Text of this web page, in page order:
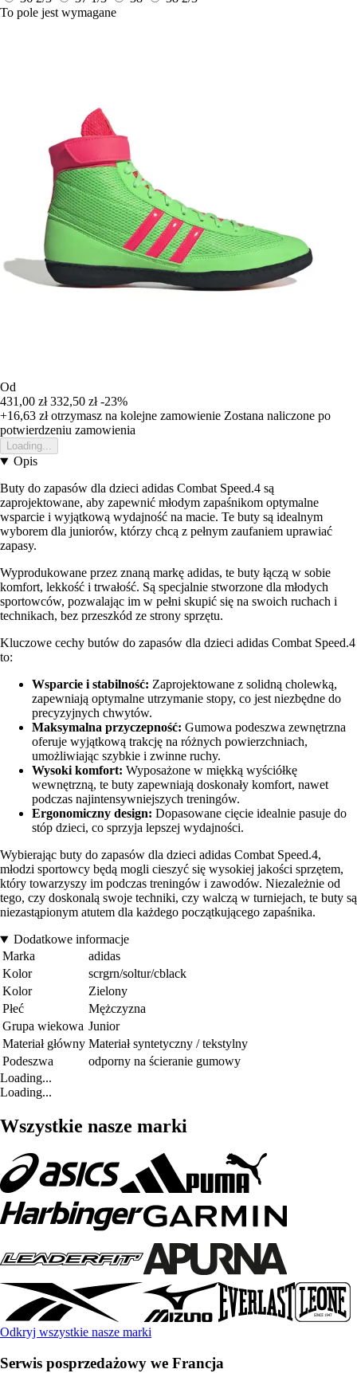
To pole jest wymagane
Od
431,00 zł 332,50 zł -23%
+16,63 złotrzymasz na kolejne zamowienie Zostana naliczone po
potwierdzeniu zamowienia
Loading...
Opis
Buty do zapasów dla dzieci adidas Combat Speed.4 są
zaprojektowane, aby zapewnić młodym zapaśnikom optymalne
wsparcie i wyjątkową wydajność na macie. Te buty są idealnym
wyborem dla juniorów, którzy chcą z pełnym zaufaniem uprawiać
zapasy.
Wyprodukowane przez znaną markę adidas, te buty łączą w sobie
komfort, lekkość i trwałość. Są specjalnie stworzone dla młodych
sportowców, pozwalając im w pełni skupić się na swoich ruchach i
technikach, bez przeszkód ze strony sprzętu.
Kluczowe cechy butów do zapasów dla dzieci adidas Combat Speed.4
to:
Wsparcie i stabilność: Zaprojektowane z solidną cholewką,
zapewniają optymalne utrzymanie stopy, co jest niezbędne do
precyzyjnych chwytów.
Maksymalna przyczepność: Gumowa podeszwa zewnętrzna
oferuje wyjątkową trakcję na różnych powierzchniach,
umożliwiając szybkie i zwinne ruchy.
Wysoki komfort: Wyposażone w miękką wyściółkę
wewnętrzną, te buty zapewniają doskonały komfort, nawet
podczas najintensywniejszych treningów.
Ergonomiczny design: Dopasowane cięcie idealnie pasuje do
stóp dzieci, co sprzyja lepszej wydajności.
Wybierając buty do zapasów dla dzieci adidas Combat Speed.4,
młodzi sportowcy będą mogli cieszyć się wysokiej jakości sprzętem,
który towarzyszy im podczas treningów i zawodów. Niezależnie od
tego, czy doskonalą swoje techniki, czy walczą w turniejach, te buty są
niezastąpionym atutem dla każdego początkującego zapaśnika.
Dodatkowe informacje
Marka
adidas
Kolor
scrgrn/soltur/cblack
Kolor
Zielony
Płeć
Mężczyzna
Grupa wiekowa Junior
Materiał główny Materiał syntetyczny / tekstylny
Podeszwa
odporny na ścieranie gumowy
Loading...
Loading...
Wszystkie nasze marki
Odkryj wszystkie nasze marki
Serwis posprzedażowy we Francja